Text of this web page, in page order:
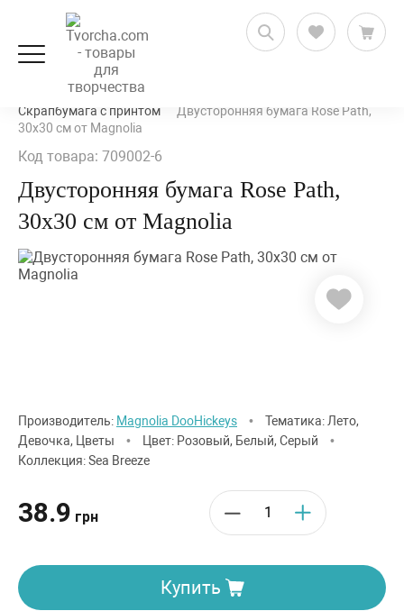
Скрапбукинг
Бумага для скрапбукинга
Скрапбумага с принтом
Двусторонняя бумага Rose Path,
30х30 см от Magnolia
Код товара: 709002-6
Двусторонняя бумага Rose Path,
30х30 см от Magnolia
Производитель: Magnolia DooHickeys •
Тематика: Лето,
Девочка, Цветы
• Цвет: Розовый, Белый, Серый
•
Коллекция: Sea Breeze
38.9 грн
Купить